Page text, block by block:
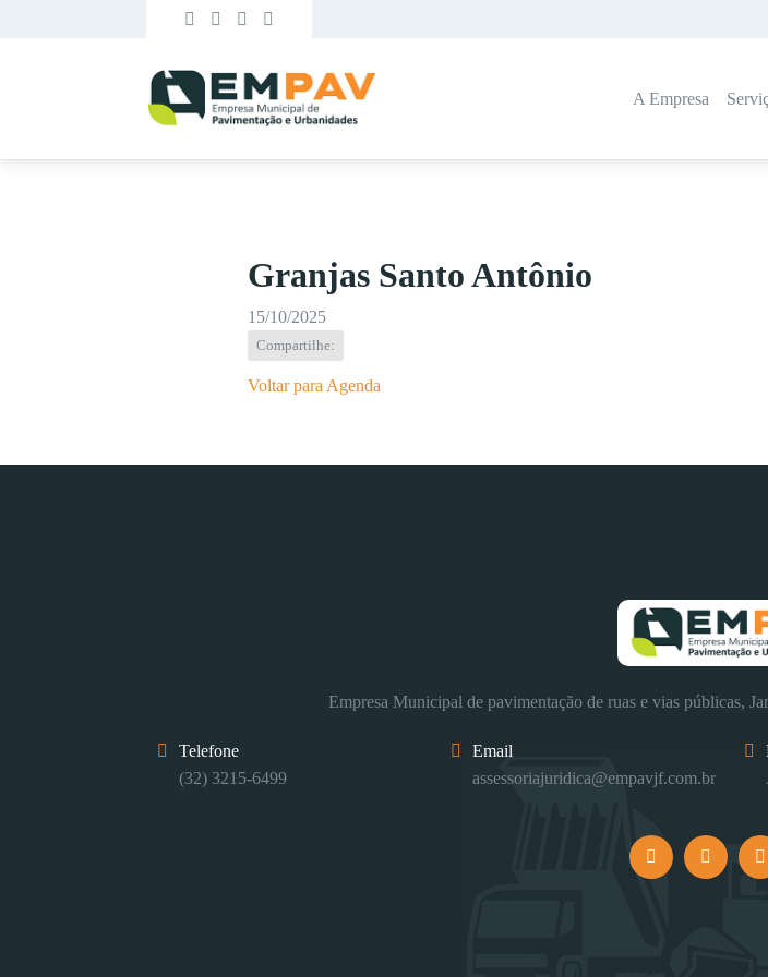
A Empresa
Granjas Santo Antônio
15/10/2025
Compartilhe:
Voltar para Agenda
Empresa Municipal de pavimentação de ruas e vias públicas,
Telefone
(32) 3215-6499
Email
assessoriajuridica@empavjf.com.br